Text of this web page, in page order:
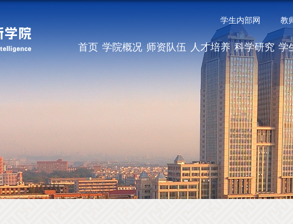
学生内部网 教
首页 学院概况 师资队伍 人才培养 科学研究 学